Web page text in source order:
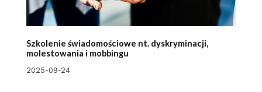
Szkolenie świadomościowe nt. dyskryminacji,
molestowania i mobbingu
2025-09-24